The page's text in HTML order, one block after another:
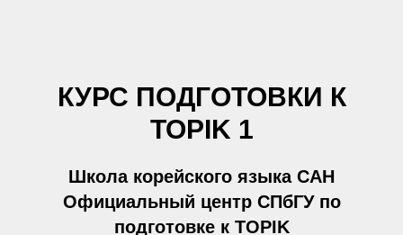
КУРС ПОДГОТОВКИ К
TOPIK 1
Школа корейского языка САН
Официальный центр СПбГУ по
подготовке к TOPIK